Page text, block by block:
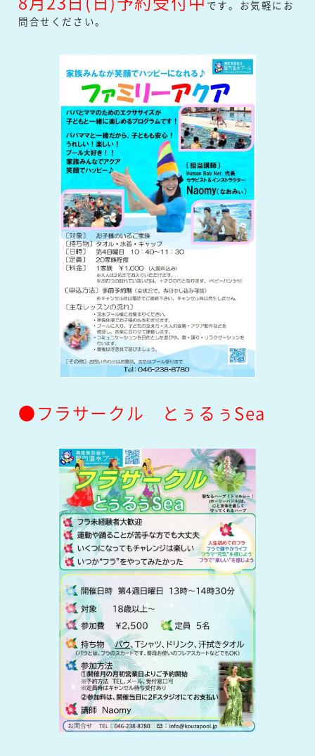
です。お気軽にお
問合せください。
●フラサークル とぅるぅSea